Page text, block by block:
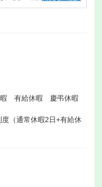
暇 有給休暇 慶弔休暇
（通常休暇2日+有給休